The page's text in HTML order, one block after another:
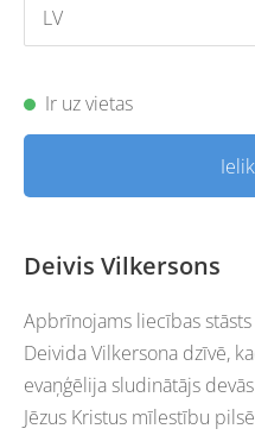
Ir uz vietas
Deivis Vilkersons
Apbrīnojams liecības
Deivida Vilkersona dzīvē,
evaņģēlija sludinātājs
Jēzus Kristus mīlestību